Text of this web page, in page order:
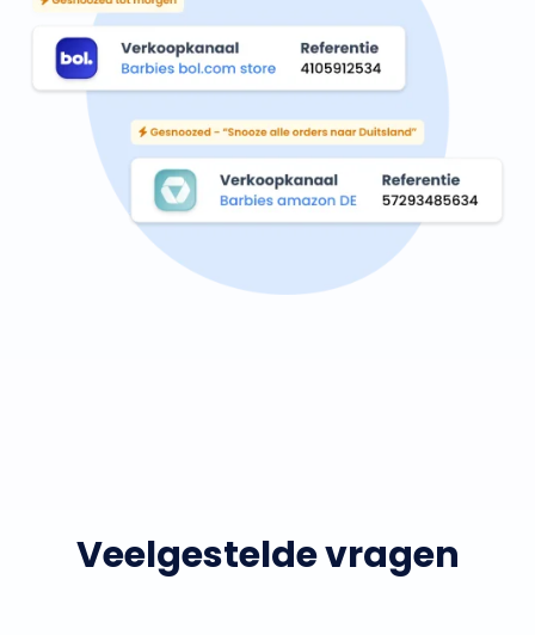
Veelgestelde vragen